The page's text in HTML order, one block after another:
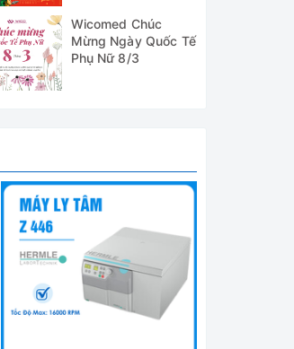
Wicomed Chúc
Mừng Ngày Quốc Tế
Phụ Nữ 8/3